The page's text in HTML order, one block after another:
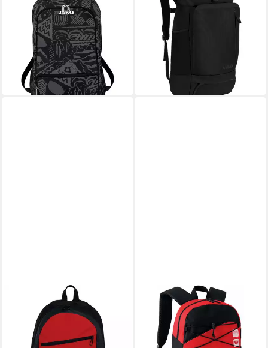
Rucksack Jako Rucksack
Tropicana 1811
ab 32,99 € UVP39,99 €
lieferbar - in 6-8 Werktagen bei dir
Rucksack Jako Rucksack
Matchday 1870
89,95 €
leider ausverkauft
Freizeitrucksack Rucksack
ESSENTIAL BACKPACK 20L
(Rucksack, 1-tlg)
ERIMA
Rucksack erima Rucksack
Club 5 Multifunktionsrucksack
mit Bodenfach